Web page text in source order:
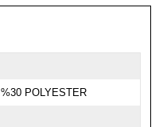
POLYESTER